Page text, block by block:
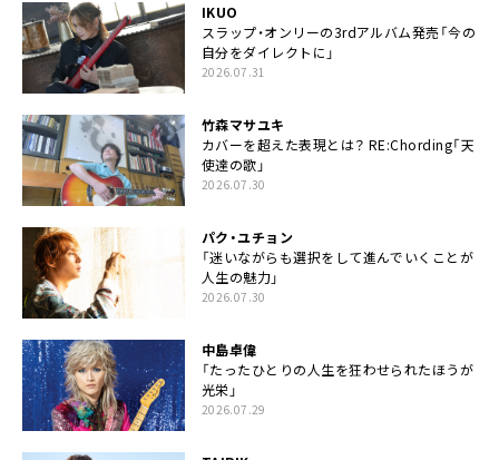
IKUO
スラップ・オンリーの3rdアルバム発売「今の
自分をダイレクトに」
2026.07.31
竹森マサユキ
カバーを超えた表現とは？ RE:Chording「天
使達の歌」
2026.07.30
パク・ユチョン
「迷いながらも選択をして進んでいくことが
人生の魅力」
2026.07.30
中島卓偉
「たったひとりの人生を狂わせられたほうが
光栄」
2026.07.29